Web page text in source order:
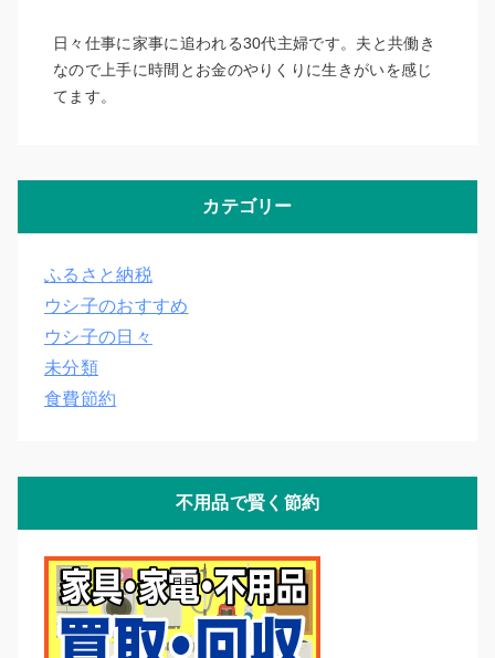
日々仕事に家事に追われる30代主婦です。夫と共働き
なので上手に時間とお金のやりくりに生きがいを感じ
てます。
カテゴリー
ふるさと納税
ウシ子のおすすめ
ウシ子の日々
未分類
食費節約
不用品で賢く節約